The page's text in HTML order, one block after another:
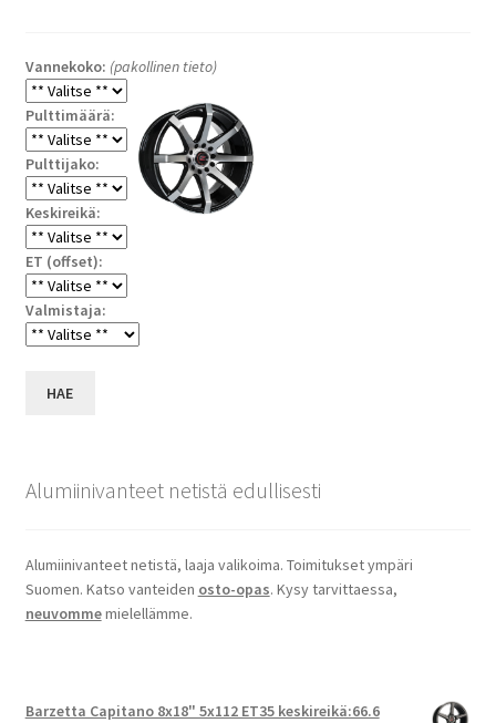
Vannekoko: (pakollinen tieto)
Pulttimäärä:
Pulttijako:
Keskireikä:
ET (offset):
Valmistaja:
HAE
Alumiinivanteet netistä edullisesti
Alumiinivanteet netistä, laaja valikoima. Toimitukset ympäri
Suomen. Katso vanteiden osto-opas. Kysy tarvittaessa,
neuvommemielellämme.
Barzetta Capitano 8x18" 5x112 ET35 keskireikä:66.6